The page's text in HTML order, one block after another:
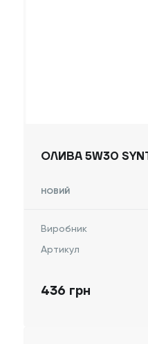
ОЛИВА 5W30
НОВИЙ
Виробник
Артикул
436 грн